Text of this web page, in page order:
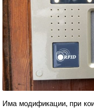
Има модификации, при